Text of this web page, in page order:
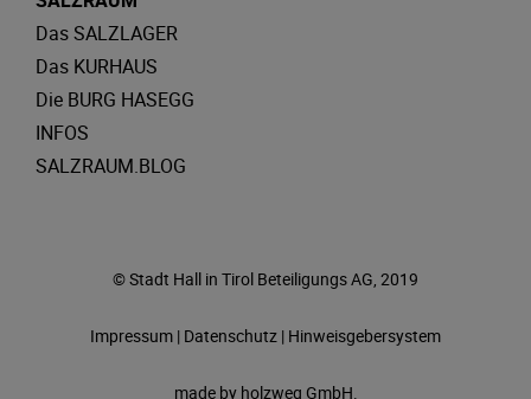
Das SALZLAGER
Das KURHAUS
Die BURG HASEGG
INFOS
SALZRAUM.BLOG
© Stadt Hall in Tirol Beteiligungs AG, 2019
Impressum | Datenschutz | Hinweisgebersystem
made by holzweg GmbH.